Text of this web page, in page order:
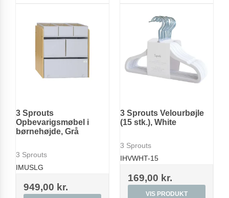
3 Sprouts
Opbevarigsmøbel i
børnehøjde, Grå
3 Sprouts
IMUSLG
949,00 kr.
3 Sprouts Velourbøjle
(15 stk.), White
3 Sprouts
IHVWHT-15
169,00 kr.
VIS PRODUKT